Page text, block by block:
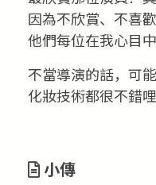
因為不欣賞、不喜
他們每位在我心目
不當導演的話，可
化妝技術都很不錯哩
小傳